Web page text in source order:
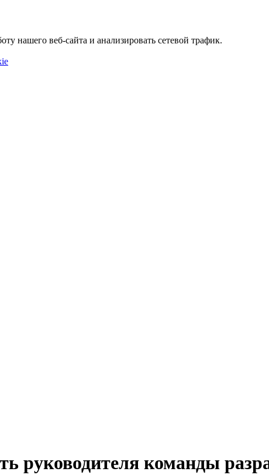
нашего веб-сайта и анализировать сетевой трафик.
руководителя команды